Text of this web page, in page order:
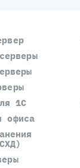
1С
офиса